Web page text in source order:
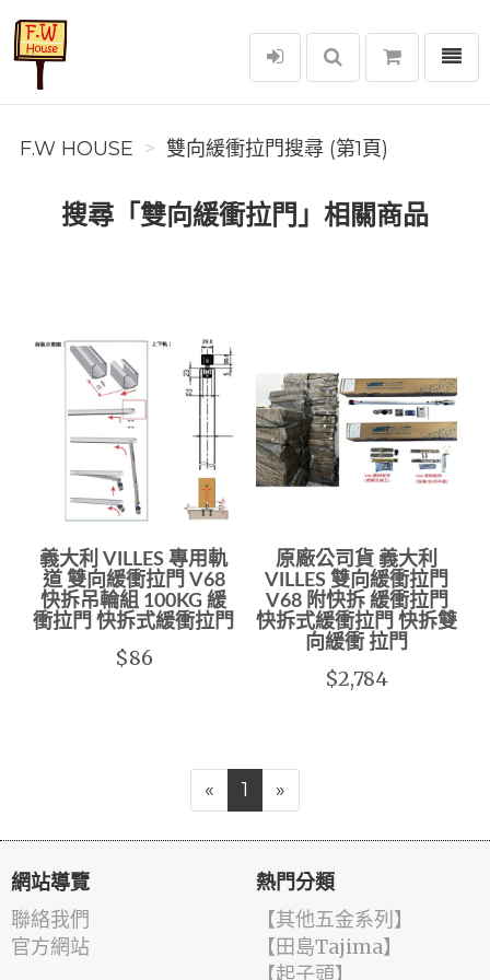
F.W House
選單
F.W HOUSE 雙向緩衝拉門搜尋 (第1頁)
搜尋「雙向緩衝拉門」相關商品
義大利 VILLES 專用軌
道 雙向緩衝拉門 V68
快拆吊輪組 100KG 緩
衝拉門 快拆式緩衝拉門
$86
原廠公司貨 義大利
VILLES 雙向緩衝拉門
V68 附快拆 緩衝拉門
快拆式緩衝拉門 快拆雙
向緩衝 拉門
$2,784
« 1 »
網站導覽
聯絡我們
官方網站
熱門分類
【其他五金系列】
【田島Tajima】
【起子頭】